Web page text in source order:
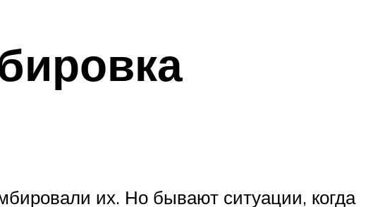
их. Но бывают ситуации, когда